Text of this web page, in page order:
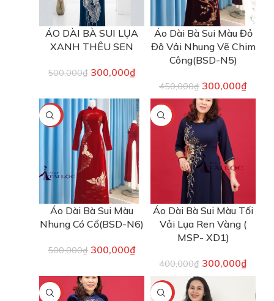
ÁO DÀI BÀ SUI LỤA
XANH THÊU SEN
500,000₫ 300,000₫
Áo Dài Bà Sui Màu Đỏ
Đô Vải Nhung Vẽ Chim
Công(BSD-N5)
450,000₫ 300,000₫
-40%
Áo Dài Bà Sui Màu
Nhung Có Cổ(BSD-N6)
500,000₫ 300,000₫
-25%
Áo Dài Bà Sui Màu Tối
Vải Lụa Ren Vàng (
MSP- XD1)
400,000₫ 300,000₫
-25% -25%